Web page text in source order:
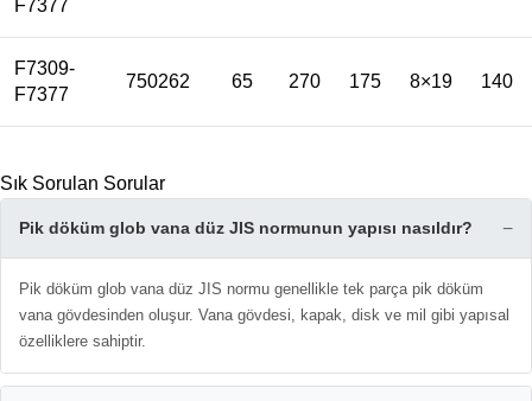
F7377
F7309-
F7377
750262 65 270 175 8×19 140
Sık Sorulan Sorular
Pik döküm glob vana düz JIS normunun yapısı nasıldır? −
Pik döküm glob vana düz JIS normu genellikle tek parça pik döküm
vana gövdesinden oluşur. Vana gövdesi, kapak, disk ve mil gibi yapısal
özelliklere sahiptir.